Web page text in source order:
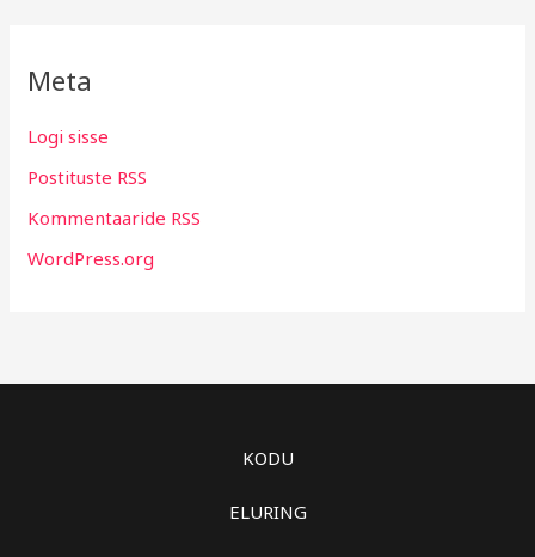
Meta
Logi sisse
Postituste RSS
Kommentaaride RSS
WordPress.org
KODU
ELURING